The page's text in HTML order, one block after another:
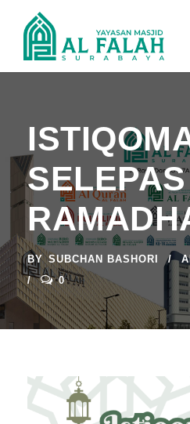
SELEPAS
BY SUBCHAN BASHORI
0